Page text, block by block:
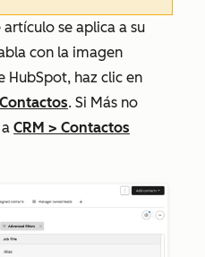
se aplica a su
con la imagen
HubSpot, haz clic en
Contactos. Si Más no
CRM > Contactos